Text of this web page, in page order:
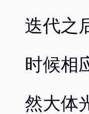
迭代之
时候相
然大体